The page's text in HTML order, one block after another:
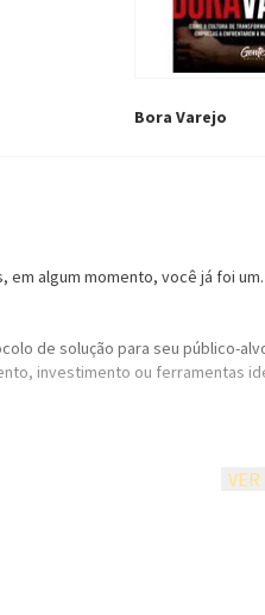
Bora Varejo
em algum momento, você já foi
de solução para seu público-
investimento ou ferramentas
VER